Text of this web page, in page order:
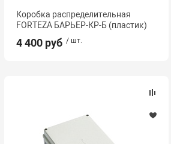
Коробка распределительная
FORTEZA БАРЬЕР-КР-Б (пластик)
4 400 руб / шт.